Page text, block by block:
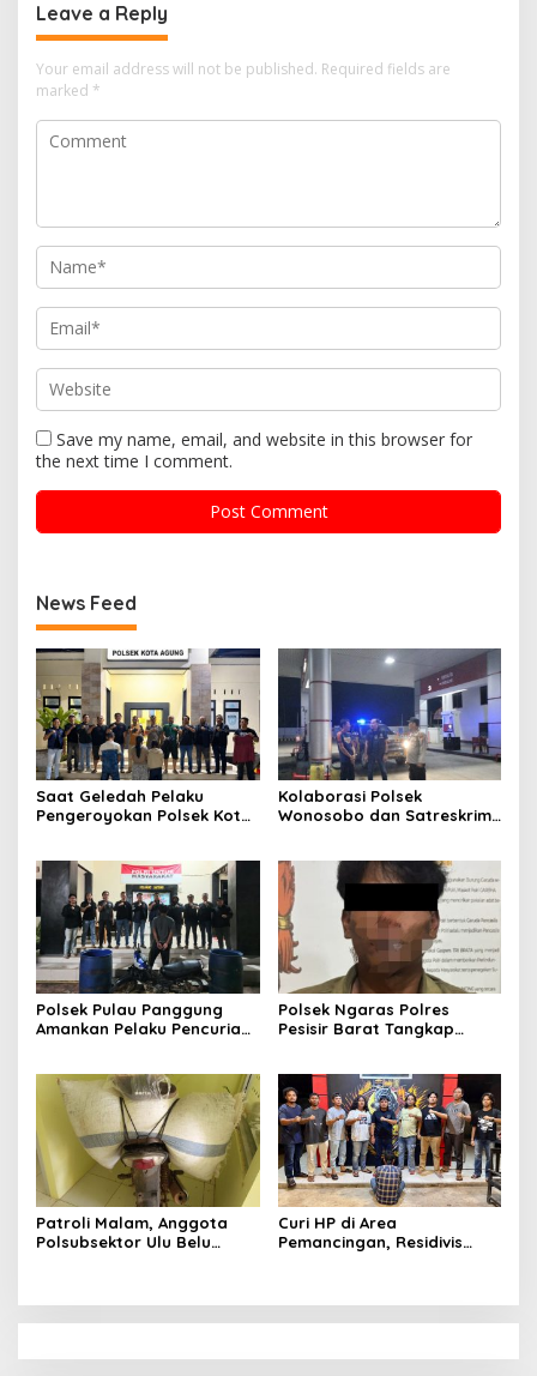
Leave a Reply
Your email address will not be published. Required fields are
marked *
Save my name, email, and website in this browser for
the next time I comment.
News Feed
Saat Geledah Pelaku
Pengeroyokan Polsek Kota
Amankan Satu Pria Dua
Wanita Terungkap Dugaan
Pengguna Narkoba
Kolaborasi Polsek
Wonosobo dan Satreskrim
Dugaan Pengecoran BBM
Subsidi di SPBU Lakaran
Polsek Pulau Panggung
Amankan Pelaku Pencurian
Polsek Ngaras Polres
Pesisir Barat Tangkap
Patroli Malam, Anggota
Polsubsektor Ulu Belu
Curi HP di Area
Pemancingan, Residivis